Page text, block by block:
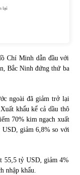
Chí Minh dẫn đầu với
Bắc Ninh đứng thứ ba
ngoài đã giảm trở lại
khẩu kể cả dầu thô
70% kim ngạch xuất
USD, giảm 6,8% so với
55,5 tỷ USD, giảm 4%
nhập khẩu.